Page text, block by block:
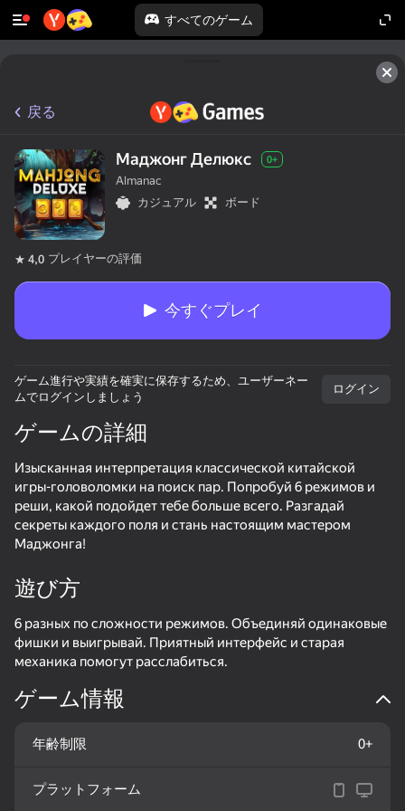
すべてのゲーム
デバイスを回転させる
このゲームは横向きのみ
対応しています
オーシャンバトル
I Am Security
Friendly
戻る
Маджонг Делюкс 0+
Almanac
カジュアル
ボード
4,0 プレイヤーの評価
今すぐプレイ
ゲーム進行や実績を確実に保存するため、ユーザーネー
ムでログインしましょう
ログイン
ゲームの詳細
Изысканная интерпретация классической китайской
игры-головоломки на поиск пар. Попробуй 6 режимов и
реши, какой подойдет тебе больше всего. Разгадай
секреты каждого поля и стань настоящим мастером
Маджонга!
遊び方
6 разных по сложности режимов. Объединяй одинаковые
фишки и выигрывай. Приятный интерфейс и старая
механика помогут расслабиться.
ゲーム情報
年齢制限 0+
プラットフォーム